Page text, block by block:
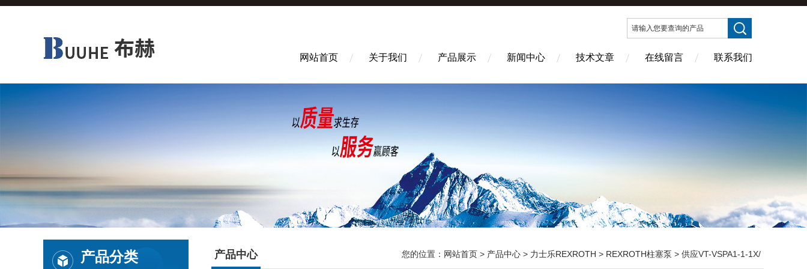
网站首页 关于我们 产品展示 新闻中心 技术文章 在线留言 联系我们
产品分类 产品中心 您的位置： 网站首页 > 产品中心 > 力士乐REXROTH > REXROTH柱塞泵 > 供应VT-VSPA1-1-1X/